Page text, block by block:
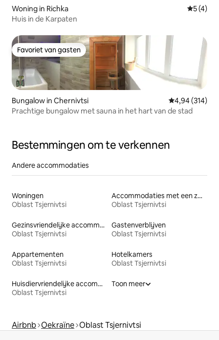
Woning in Richka
5 (4)
Huis in de Karpaten
Favoriet van gasten
Favoriet van gasten
Bungalow in Chernivtsi Gemiddelde
4,94 (314)
Prachtige bungalow met sauna in het hart van de stad
Bestemmingen om te verkennen
Andere accommodaties
Woningen
Oblast Tsjernivtsi
Accommodaties met een zwembad
Oblast Tsjernivtsi
Gezinsvriendelijke accommodaties
Oblast Tsjernivtsi
Gastenverblijven
Oblast Tsjernivtsi
Appartementen
Oblast Tsjernivtsi
Hotelkamers
Oblast Tsjernivtsi
Huisdiervriendelijke accommodaties
Oblast Tsjernivtsi
Toon meer
Airbnb Oekraïne Oblast Tsjernivtsi